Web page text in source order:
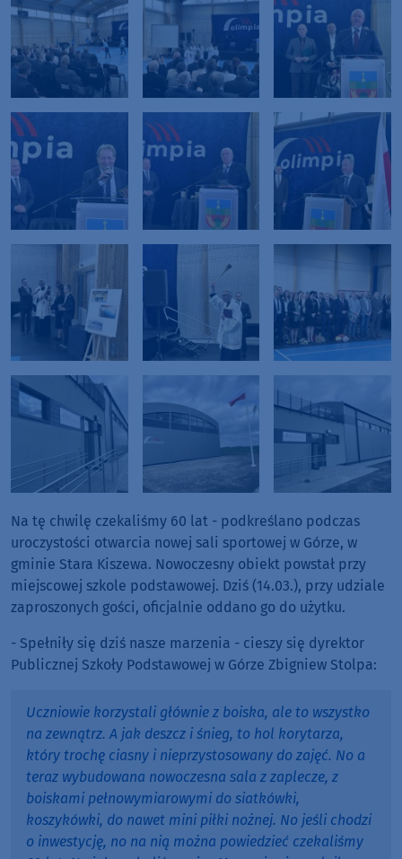
Na tę chwilę czekaliśmy 60 lat - podkreślano podczas
uroczystości otwarcia nowej sali sportowej w Górze, w
gminie Stara Kiszewa. Nowoczesny obiekt powstał przy
miejscowej szkole podstawowej. Dziś (14.03.), przy udziale
zaproszonych gości, oficjalnie oddano go do użytku.
- Spełniły się dziś nasze marzenia - cieszy się dyrektor
Publicznej Szkoły Podstawowej w Górze Zbigniew Stolpa:
Uczniowie korzystali głównie z boiska, ale to wszystko
na zewnątrz. A jak deszcz i śnieg, to hol korytarza,
który trochę ciasny i nieprzystosowany do zajęć. No a
teraz wybudowana nowoczesna sala z zaplecze, z
boiskami pełnowymiarowymi do siatkówki,
koszykówki, do nawet mini piłki nożnej. No jeśli chodzi
o inwestycję, no na nią można powiedzieć czekaliśmy